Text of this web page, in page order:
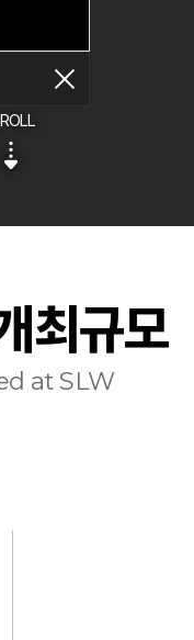
최규모
at SLW